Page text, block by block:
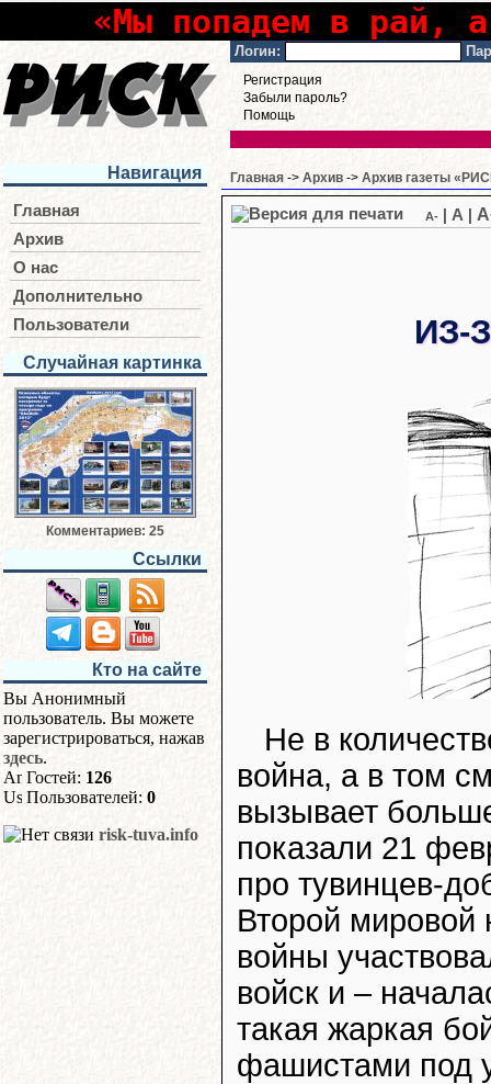
«Мы попадем в рай,
Логин:
Регистрация
Забыли пароль?
Помощь
Навигация
Главная
Архив
О нас
Дополнительно
Пользователи
Случайная картинка
Комментариев: 25
Ссылки
Кто на сайте
Вы Анонимный
пользователь. Вы можете
зарегистрироваться, нажав
здесь.
Гостей: 126
Пользователей: 0
risk-tuva.info
Главная -> Архив -> Архив газеты
A- A
ИЗ-
Не в
война, а в том
вызывает
показали 21
про тувинцев-
Второй мировой
войны
войск и –
такая жаркая
фашистами под